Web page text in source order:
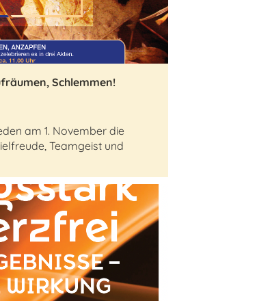
Schlemmen!
am 1. November die
Teamgeist und